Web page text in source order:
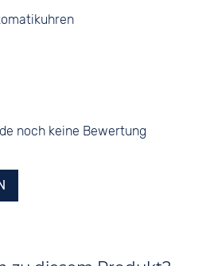
noch keine Bewertung